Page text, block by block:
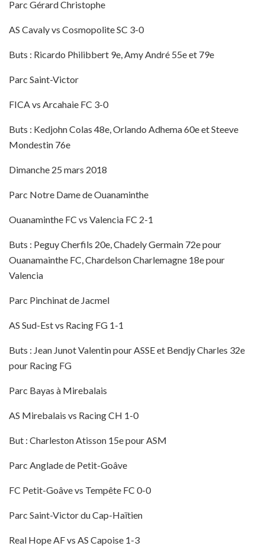
Parc Gérard Christophe
AS Cavaly vs Cosmopolite SC 3-0
Buts : Ricardo Philibbert 9e, Amy André 55e et 79e
Parc Saint-Victor
FICA vs Arcahaie FC 3-0
Buts : Kedjohn Colas 48e, Orlando Adhema 60e et Steeve
Mondestin 76e
Dimanche 25 mars 2018
Parc Notre Dame de Ouanaminthe
Ouanaminthe FC vs Valencia FC 2-1
Buts : Peguy Cherfils 20e, Chadely Germain 72e pour
Ouanamainthe FC, Chardelson Charlemagne 18e pour
Valencia
Parc Pinchinat de Jacmel
AS Sud-Est vs Racing FG 1-1
Buts : Jean Junot Valentin pour ASSE et Bendjy Charles 32e
pour Racing FG
Parc Bayas à Mirebalais
AS Mirebalais vs Racing CH 1-0
But : Charleston Atisson 15e pour ASM
Parc Anglade de Petit-Goâve
FC Petit-Goâve vs Tempête FC 0-0
Parc Saint-Victor du Cap-Haïtien
Real Hope AF vs AS Capoise 1-3